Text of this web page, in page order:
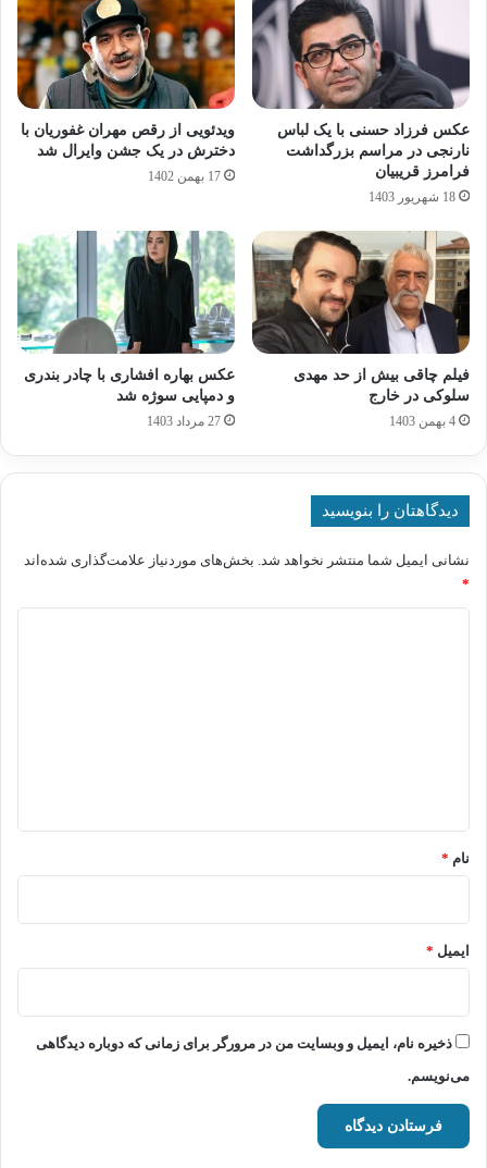
عکس فرزاد حسنی با یک لباس
نارنجی در مراسم بزرگداشت
فرامرز قریبیان
18 شهریور 1403
ویدئویی از رقص مهران غفوریان با
دخترش در یک جشن وایرال شد
17 بهمن 1402
فیلم چاقی بیش از حد مهدی
سلوکی در خارج
4 بهمن 1403
عکس بهاره افشاری با چادر بندری
و دمپایی سوژه شد
27 مرداد 1403
دیدگاهتان را بنویسید
نشانی ایمیل شما منتشر نخواهد شد. بخش‌های موردنیاز علامت‌گذاری شده‌اند
*
نام *
ایمیل *
ذخیره نام، ایمیل و وبسایت من در مرورگر برای زمانی که دوباره دیدگاهی
می‌نویسم.